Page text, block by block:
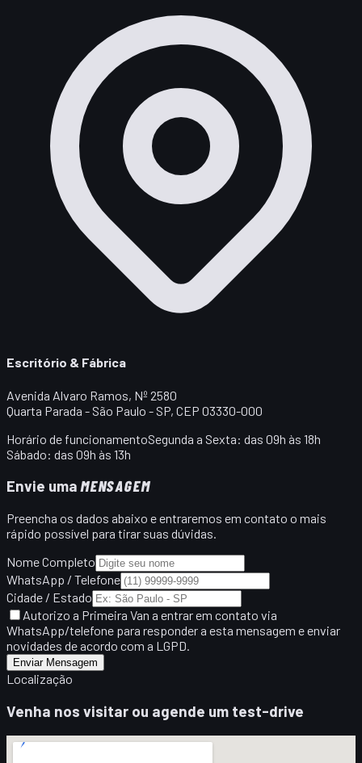
Escritório & Fábrica
Avenida Alvaro Ramos, Nº 2580
Quarta Parada - São Paulo - SP, CEP 03330-000
Horário de funcionamentoSegunda a Sexta: das 09h às 18h
Sábado: das 09h às 13h
Envie umaMENSAGEM
Preencha os dados abaixo e entraremos em contato o mais
rápido possível para tirar suas dúvidas.
Nome Completo
WhatsApp / Telefone
Cidade / Estado
Autorizo a Primeira Van a entrar em contato via
WhatsApp/telefone para responder a esta mensagem e enviar
novidades de acordo com a LGPD.
Enviar Mensagem
Localização
Venha nos visitar ou agende um test-drive